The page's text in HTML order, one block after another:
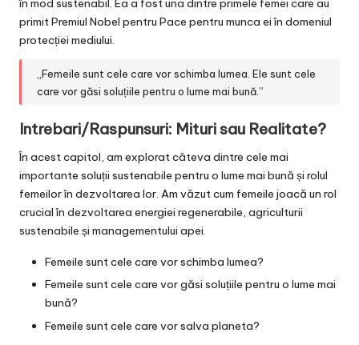
în mod sustenabil. Ea a fost una dintre primele femei care au
primit Premiul Nobel pentru Pace pentru munca ei în domeniul
protecției mediului.
„Femeile sunt cele care vor schimba lumea. Ele sunt cele
care vor găsi soluțiile pentru o lume mai bună.”
Intrebari/Raspunsuri: Mituri sau Realitate?
În acest capitol, am explorat câteva dintre cele mai
importante soluții sustenabile pentru o lume mai bună și rolul
femeilor în dezvoltarea lor. Am văzut cum femeile joacă un rol
crucial în dezvoltarea energiei regenerabile, agriculturii
sustenabile și managementului apei.
Femeile sunt cele care vor schimba lumea?
Femeile sunt cele care vor găsi soluțiile pentru o lume mai
bună?
Femeile sunt cele care vor salva planeta?